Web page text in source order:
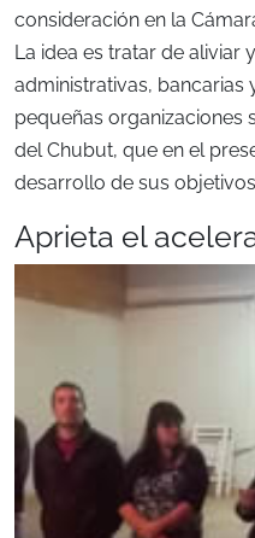
consideración en la
La idea es tratar de aliviar
administrativas, bancarias
pequeñas organizaciones
del Chubut, que en el
desarrollo de sus
Aprieta el